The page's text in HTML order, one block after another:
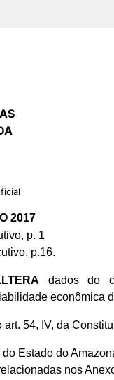
2017
p. 1
p.16.
dados do
econômica
54, IV, da
Estado do
nos